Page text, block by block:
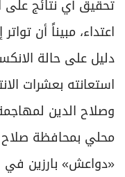
اعتداء، مبيناً أن
دليل على حالة
استعانته بعشرات
وصلاح الدين
«دواعش» بارزين في